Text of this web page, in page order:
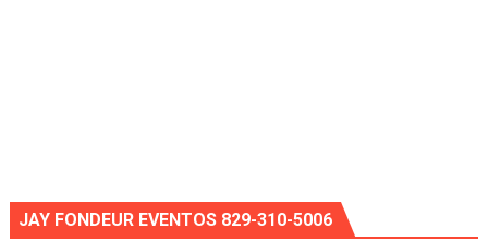
JAY FONDEUR EVENTOS 829-310-5006